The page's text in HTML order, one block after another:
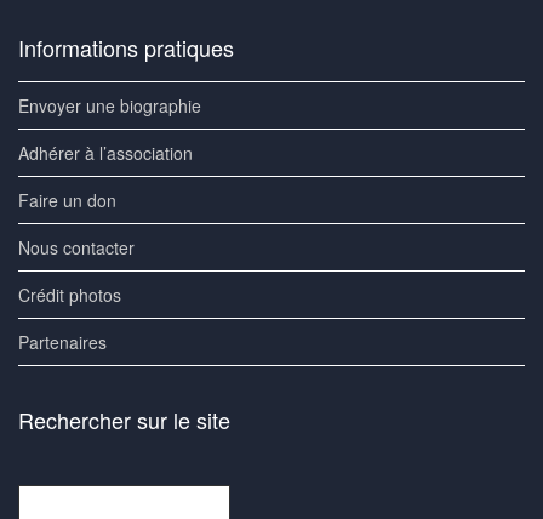
Informations pratiques
Envoyer une biographie
Adhérer à l’association
Faire un don
Nous contacter
Crédit photos
Partenaires
Rechercher sur le site